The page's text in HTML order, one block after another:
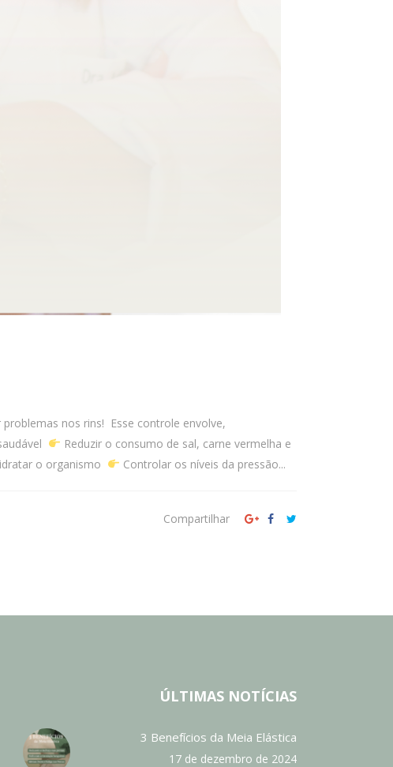
nos rins! Esse controle envolve,
Reduzir o consumo de sal, carne vermelha e
o organismo Controlar os níveis da pressão...
Compartilhar
ÚLTIMAS NOTÍCIAS
3 Benefícios da Meia Elástica
17 de dezembro de 2024